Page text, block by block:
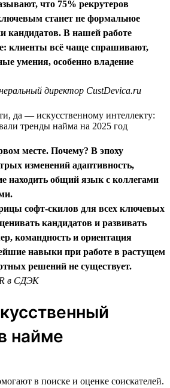
что 75% рекрутеров
станет не формальное
кандидатов. В нашей работе
клиенты всё чаще спрашивают,
умения, особенно владение
директор CustDevica.ru
месте. Почему? В эпоху
изменений адаптивность,
находить общий язык с коллегами
софт-скилов для всех ключевых
кандидатов и развивать
командность и ориентация
навыки при работе в растущем
решений не существует.
в СДЭК
найме
в поиске и оценке соискателей.